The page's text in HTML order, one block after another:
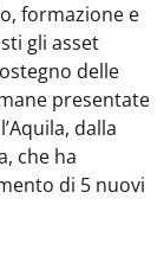
formazione e
gli asset
delle
presentate
dalla
che ha
di 5 nuovi